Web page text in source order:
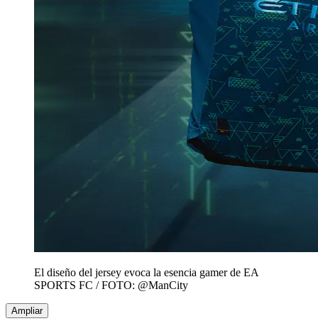
El diseño del jersey evoca la esencia gamer de EA
SPORTS FC / FOTO: @ManCity
Ampliar